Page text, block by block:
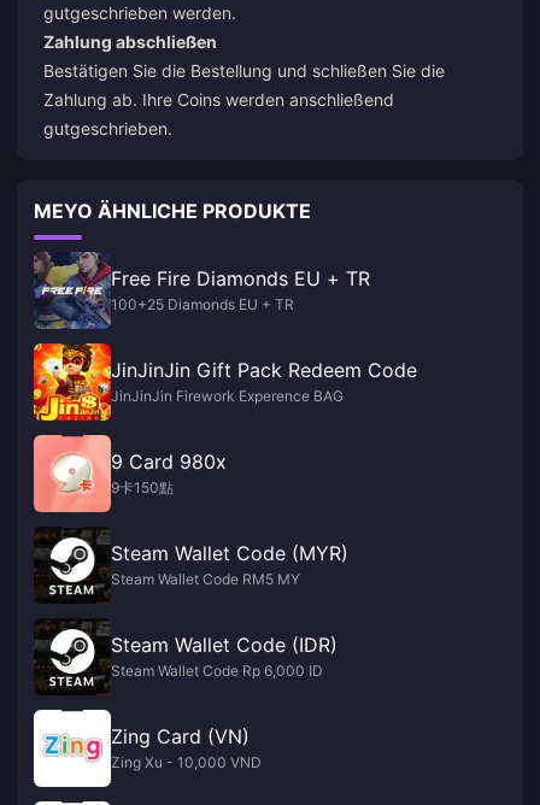
gutgeschrieben werden.
Zahlung abschließen
Bestätigen Sie die Bestellung und schließen Sie die
Zahlung ab. Ihre Coins werden anschließend
gutgeschrieben.
MEYO ÄHNLICHE PRODUKTE
Free Fire Diamonds EU + TR
100+25 Diamonds EU + TR
JinJinJin Gift Pack Redeem Code
JinJinJin Firework Experence BAG
9 Card 980x
9卡150點
Steam Wallet Code (MYR)
Steam Wallet Code RM5 MY
Steam Wallet Code (IDR)
Steam Wallet Code Rp 6,000 ID
Zing Card (VN)
Zing Xu - 10,000 VND